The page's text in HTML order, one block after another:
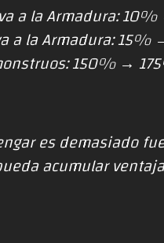
a la Armadura:
a la Armadura:
150% →
es demasiado
acumular